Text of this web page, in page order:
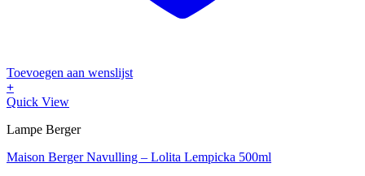
Toevoegen aan wenslijst
+
Quick View
Lampe Berger
Maison Berger Navulling – Lolita Lempicka 500ml